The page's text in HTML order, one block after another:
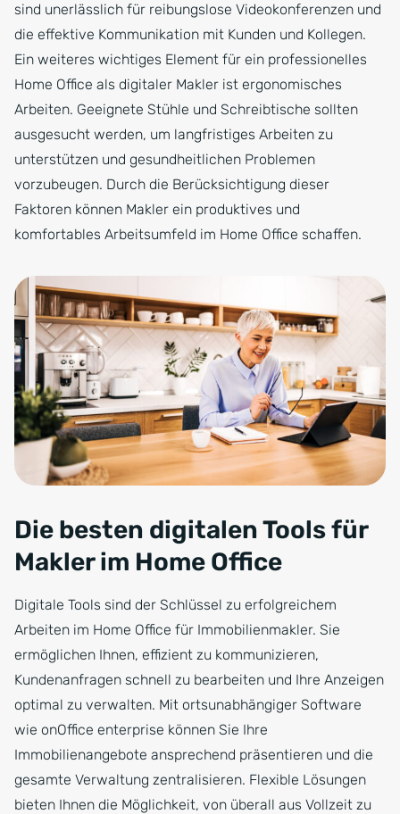
sind unerlässlich für reibungslose Videokonferenzen und
die effektive Kommunikation mit Kunden und Kollegen.
Ein weiteres wichtiges Element für ein professionelles
Home Office als digitaler Makler ist ergonomisches
Arbeiten. Geeignete Stühle und Schreibtische sollten
ausgesucht werden, um langfristiges Arbeiten zu
unterstützen und gesundheitlichen Problemen
vorzubeugen. Durch die Berücksichtigung dieser
Faktoren können Makler ein produktives und
komfortables Arbeitsumfeld im Home Office schaffen.
Die besten digitalen Tools für
Makler im Home Office
Digitale Tools sind der Schlüssel zu erfolgreichem
Arbeiten im Home Office für Immobilienmakler. Sie
ermöglichen Ihnen, effizient zu kommunizieren,
Kundenanfragen schnell zu bearbeiten und Ihre Anzeigen
optimal zu verwalten. Mit ortsunabhängiger Software
wie onOffice enterprise können Sie Ihre
Immobilienangebote ansprechend präsentieren und die
gesamte Verwaltung zentralisieren. Flexible Lösungen
bieten Ihnen die Möglichkeit, von überall aus Vollzeit zu